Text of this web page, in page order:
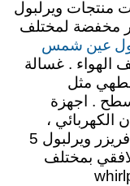
منتجات ويرلبول
مخفضة لمختلف
عين شمس
الهواء . غسالة
مثل
. اجهزة
الكهربائي ،
سخانات المياة الفورية ، صيانة ديب فريزر ويرلبول 5
الافقي بمختلف